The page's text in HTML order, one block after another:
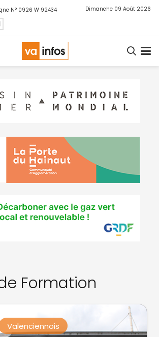
N° 0926 W 92434 Dimanche 09 Août 2026
Formation
Valenciennois